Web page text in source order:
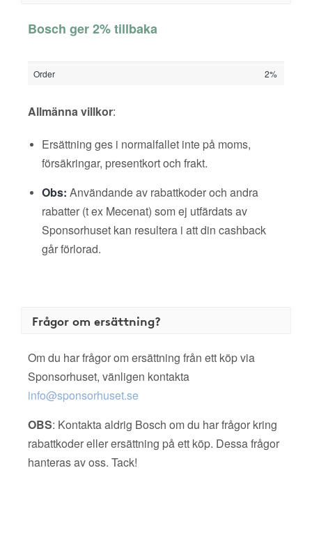
Bosch ger 2% tillbaka
Order 2%
Allmänna villkor:
Ersättning ges i normalfallet inte på moms,
försäkringar, presentkort och frakt.
Obs: Användande av rabattkoder och andra
rabatter (t ex Mecenat) som ej utfärdats av
Sponsorhuset kan resultera i att din cashback
går förlorad.
Frågor om ersättning?
Om du har frågor om ersättning från ett köp via
Sponsorhuset, vänligen kontakta
info@sponsorhuset.se
OBS: Kontakta aldrig Bosch om du har frågor kring
rabattkoder eller ersättning på ett köp. Dessa frågor
hanteras av oss. Tack!